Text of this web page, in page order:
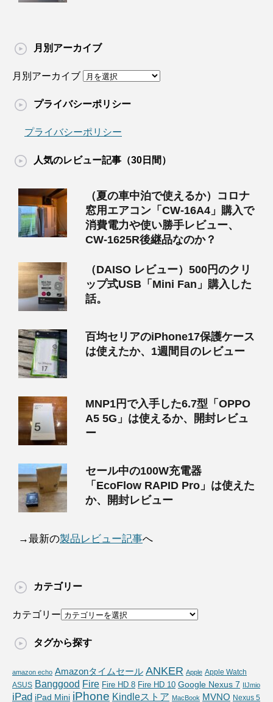
月別アーカイブ
月別アーカイブ
プライバシーポリシー
プライバシーポリシー
人気のレビュー記事（30日間）
（夏の車中泊で使えるか）コロナ
窓用エアコン「CW-16A4」購入で
消費電力や使い勝手レビュー、
CW-1625R後継品なのか？
（DAISO レビュー）500円のクリ
ップ式USB「Mini Fan」購入した
話。
百均セリアのiPhone17保護ケース
は使えたか、1週間目のレビュー
MNP1円で入手した6.7型「OPPO
A5 5G」は使えるか、開封レビュ
ー
セール中の100W充電器
「EcoFlow RAPID Pro」は使えた
か、開封レビュー
→最新の製品レビュー記事へ
カテゴリー
カテゴリー
タグから探す
amazon echo Amazonタイムセール ANKER Apple Apple Watch
ASUS Banggood Fire Fire HD 8 Fire HD 10 Google Nexus 7 IIJmio
iPad iPad Mini iPhone Kindleストア MacBook MVNO Nexus 5